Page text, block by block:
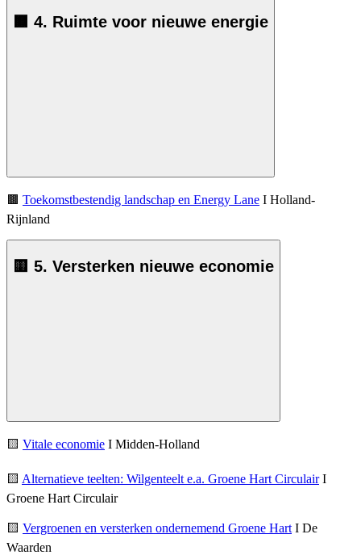
🟫 4. Ruimte voor nieuwe energie
🟫 Toekomstbestendig landschap en Energy Lane I Holland-
Rijnland
🟨 5. Versterken nieuwe economie
🟨 Vitale economie I Midden-Holland
🟨 Alternatieve teelten: Wilgenteelt e.a. Groene Hart CirculairI
Groene Hart Circulair
🟨 Vergroenen en versterken ondernemend Groene Hart I De
Waarden